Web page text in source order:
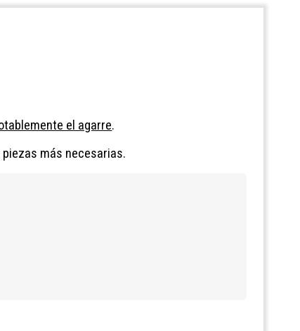
el agarre.
más necesarias.